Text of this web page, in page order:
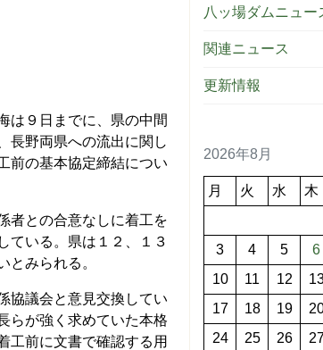
９日までに、県の中間
長野両県への流出に関し
前の基本協定締結につい
者との合意なしに着工を
ている。県は１２、１３
みられる。
協議会と意見交換してい
らが強く求めていた本格
工前に文書で確認する用
八ッ場ダムニュー
関連ニュース
更新情報
2026年8月
月 火 水 木
3
4 5 6
10
11 12
17
18 19
24
25 26